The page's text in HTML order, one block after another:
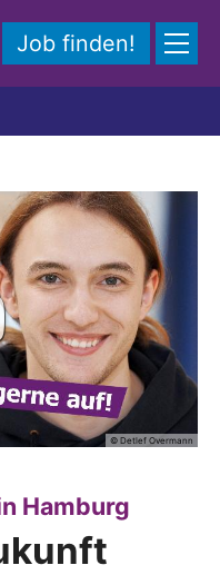
Job finden!
© Detlef Overmann
Hamburg